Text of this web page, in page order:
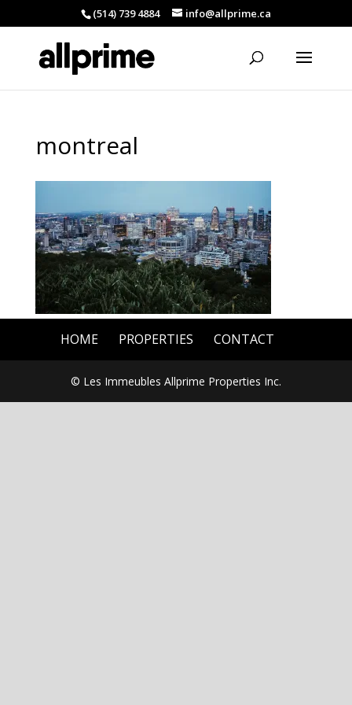
(514) 739 4884 info@allprime.ca
montreal
HOME PROPERTIES CONTACT
© Les Immeubles Allprime Properties Inc.